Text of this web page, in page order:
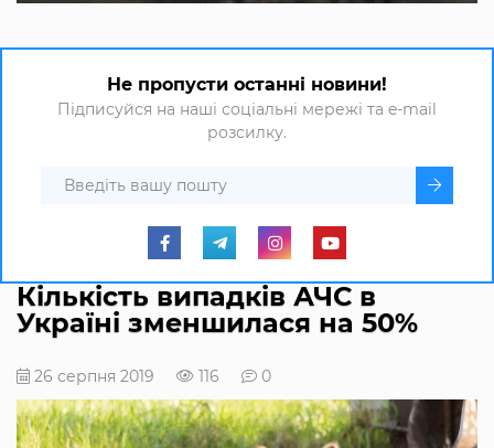
Не пропусти останні новини!
Підписуйся на наші соціальні мережі та e-mail
розсилку.
Кількість випадків АЧС в
Україні зменшилася на 50%
26 серпня 2019 116 0